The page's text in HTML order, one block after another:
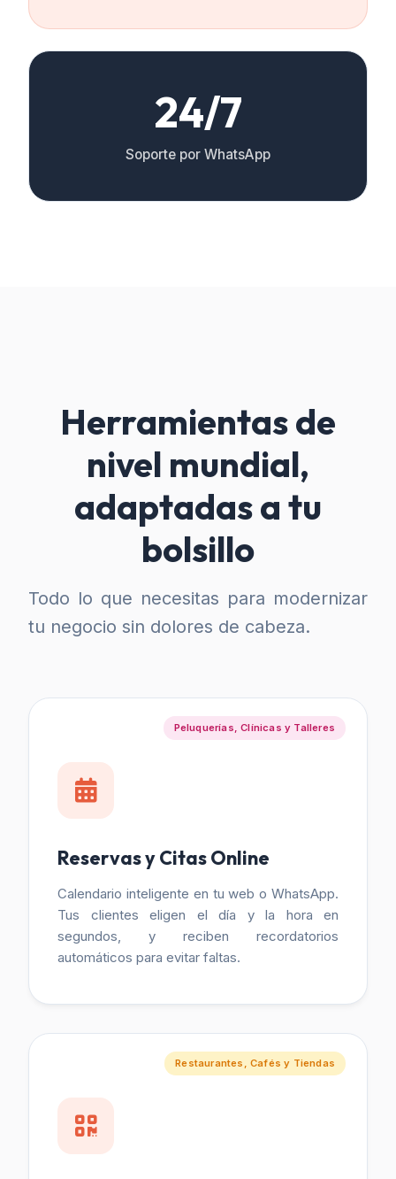
24/7
Soporte por WhatsApp
Herramientas de
nivel mundial,
adaptadas a tu
bolsillo
Todo lo que necesitas para modernizar
tu negocio sin dolores de cabeza.
Peluquerías, Clínicas y Talleres
Reservas y Citas Online
Calendario inteligente en tu web o WhatsApp.
Tus clientes eligen el día y la hora en
segundos, y reciben recordatorios
automáticos para evitar faltas.
Restaurantes, Cafés y Tiendas